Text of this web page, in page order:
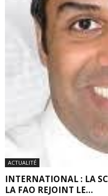
ACTUALITÉ
INTERNATIONAL : LA
LA FAO REJOINT LE...